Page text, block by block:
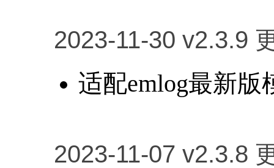
2023-11-30 v2.3.9
适配emlog最新版
2023-11-07 v2.3.8